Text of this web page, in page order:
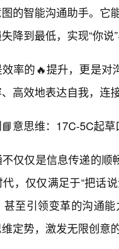
的智能沟通助手。它
降到最低，实现“你说
率的🔥提升，更是对
高效地表达自我，连
意思维：17C-5C起
仅仅是信息传递的
，仅仅满足于“把话
至引领变革的沟通
定势，激发无限创意